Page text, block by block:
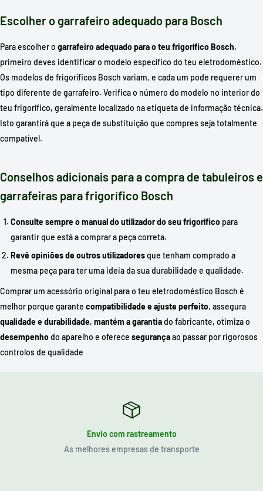
Escolher o garrafeiro adequado para Bosch
Para escolher o garrafeiro adequado para o teu frigorífico Bosch,
primeiro deves identificar o modelo específico do teu eletrodoméstico.
Os modelos de frigoríficos Bosch variam, e cada um pode requerer um
tipo diferente de garrafeiro. Verifica o número do modelo no interior do
teu frigorífico, geralmente localizado na etiqueta de informação técnica.
Isto garantirá que a peça de substituição que compres seja totalmente
compatível.
Conselhos adicionais para a compra de tabuleiros e
garrafeiras para frigorífico Bosch
Consulte sempre o manual do utilizador do seu frigorífico para
garantir que está a comprar a peça correta.
Revê opiniões de outros utilizadoresque tenham comprado a
mesma peça para ter uma ideia da sua durabilidade e qualidade.
Comprar um acessório original para o teu eletrodoméstico Bosch é
melhor porque garante compatibilidade e ajuste perfeito, assegura
qualidade e durabilidade, mantém a garantiado fabricante, otimiza o
desempenhodo aparelho e oferece segurançaao passar por rigorosos
controlos de qualidade​
Envio com rastreamento
As melhores empresas de transporte